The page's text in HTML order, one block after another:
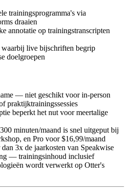
trainingsprogramma's via
draaien
annotatie op trainingstranscripten
live bijschriften begrip
doelgroepen
— niet geschikt voor in-person
praktijktrainingssessies
beperkt het nut voor meertalige
minuten/maand is snel uitgeput bij
en Pro voor $16,99/maand
3x de jaarkosten van Speakwise
— trainingsinhoud inclusief
wordt verwerkt op Otter's